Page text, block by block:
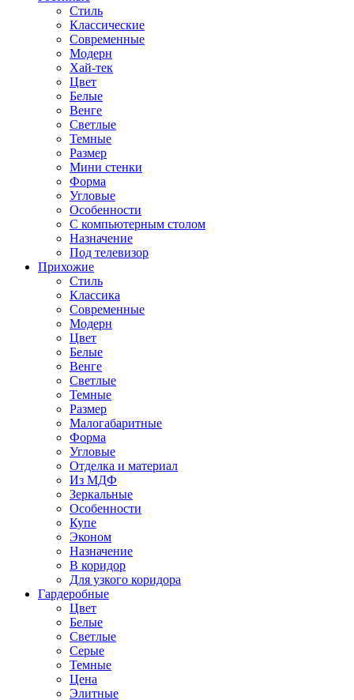
Стиль
Классические
Современные
Модерн
Хай-тек
Цвет
Белые
Венге
Светлые
Темные
Размер
Мини стенки
Форма
Угловые
Особенности
С компьютерным столом
Назначение
Под телевизор
Прихожие
Стиль
Классика
Современные
Модерн
Цвет
Белые
Венге
Светлые
Темные
Размер
Малогабаритные
Форма
Угловые
Отделка и материал
Из МДФ
Зеркальные
Особенности
Купе
Эконом
Назначение
В коридор
Для узкого коридора
Гардеробные
Цвет
Белые
Светлые
Серые
Темные
Цена
Элитные